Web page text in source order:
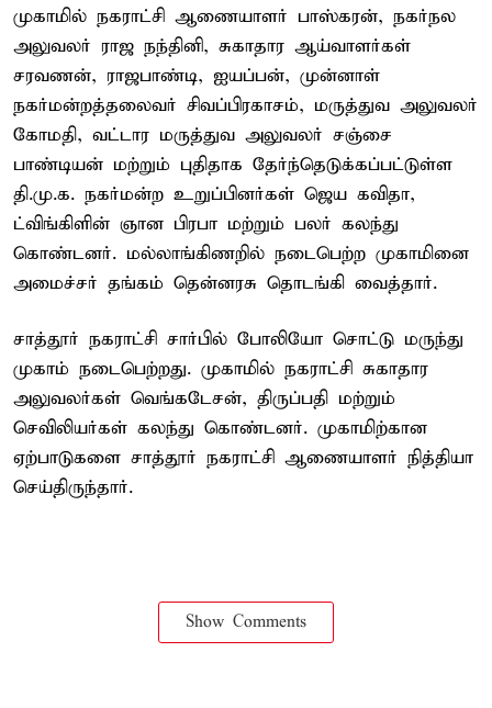
முகாமில் நகராட்சி ஆணையாளர் பாஸ்கரன், நகர்நல
அலுவலர் ராஜ நந்தினி, சுகாதார ஆய்வாளர்கள்
சரவணன், ராஜபாண்டி, ஐயப்பன், முன்னாள்
நகர்மன்றத்தலைவர் சிவப்பிரகாசம், மருத்துவ அலுவலர்
கோமதி, வட்டார மருத்துவ அலுவலர் சஞ்சை
பாண்டியன் மற்றும் புதிதாக தேர்ந்தெடுக்கப்பட்டுள்ள
தி.மு.க. நகர்மன்ற உறுப்பினர்கள் ஜெய கவிதா,
ட்விங்கிளின் ஞான பிரபா மற்றும் பலர் கலந்து
கொண்டனர். மல்லாங்கிணறில் நடைபெற்ற முகாமினை
அமைச்சர் தங்கம் தென்னரசு தொடங்கி வைத்தார்.
சாத்தூர் நகராட்சி சார்பில் போலியோ சொட்டு மருந்து
முகாம் நடைபெற்றது. முகாமில் நகராட்சி சுகாதார
அலுவலர்கள் வெங்கடேசன், திருப்பதி மற்றும்
செவிலியர்கள் கலந்து கொண்டனர். முகாமிற்கான
ஏற்பாடுகளை சாத்தூர் நகராட்சி ஆணையாளர் நித்தியா
செய்திருந்தார்.
Show Comments